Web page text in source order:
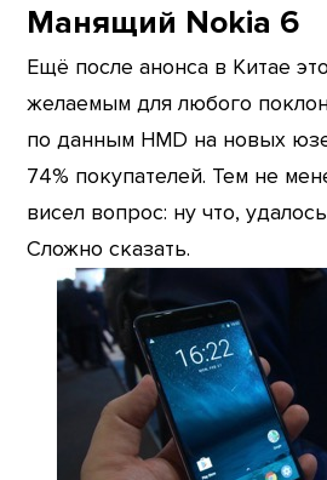
Манящий Nokia 6
Ещё после анонса в Китае
желаемым для любого
по данным HMD на новых
74% покупателей. Тем не
висел вопрос: ну что,
Сложно сказать.